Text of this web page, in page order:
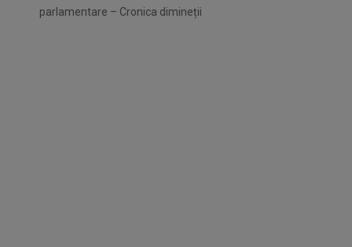
parlamentare – Cronica dimineții